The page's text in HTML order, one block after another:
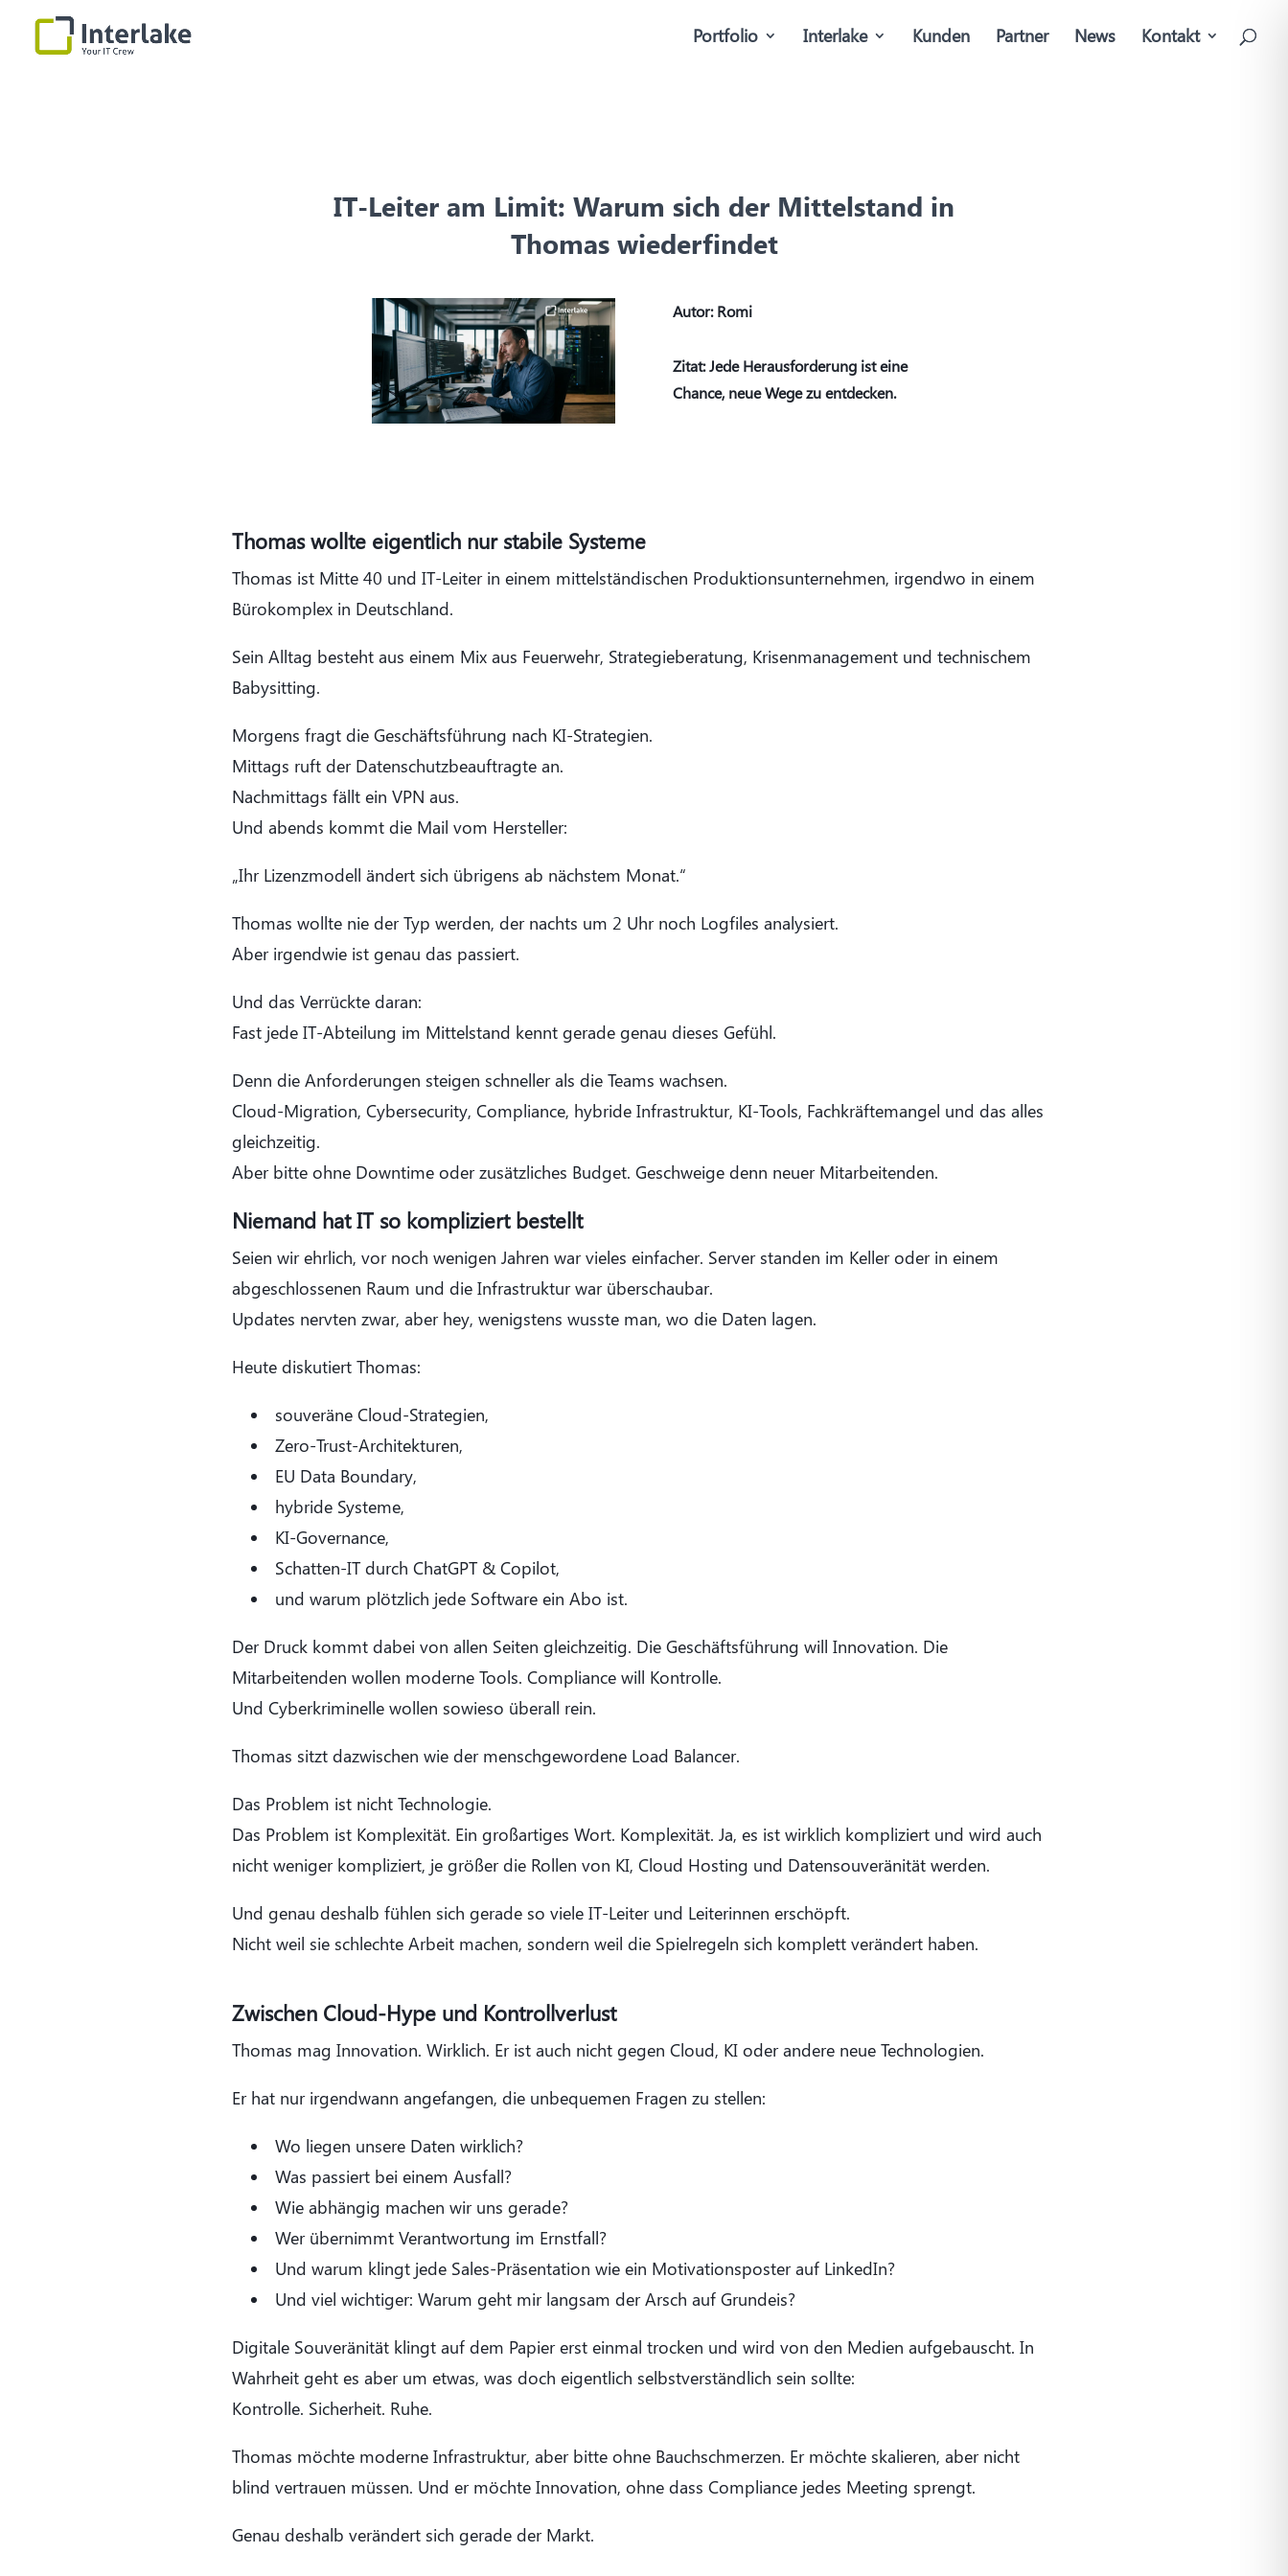
Portfolio Interlake Kunden Partner News Kontakt
IT-Leiter am Limit: Warum sich der Mittelstand in
Thomas wiederfindet
Autor:Romi
Zitat: Jede Herausforderung ist eine
Chance, neue Wege zu entdecken.
Thomas wollte eigentlich nur stabile Systeme
Thomas ist Mitte 40 und IT-Leiter in einem mittelständischen Produktionsunternehmen, irgendwo in einem
Bürokomplex in Deutschland.
Sein Alltag besteht aus einem Mix aus Feuerwehr, Strategieberatung, Krisenmanagement und technischem
Babysitting.
Morgens fragt die Geschäftsführung nach KI-Strategien.
Mittags ruft der Datenschutzbeauftragte an.
Nachmittags fällt ein VPN aus.
Und abends kommt die Mail vom Hersteller:
„Ihr Lizenzmodell ändert sich übrigens ab nächstem Monat.“
Thomas wollte nie der Typ werden, der nachts um 2 Uhr noch Logfiles analysiert.
Aber irgendwie ist genau das passiert.
Und das Verrückte daran:
Fast jede IT-Abteilung im Mittelstand kennt gerade genau dieses Gefühl.
Denn die Anforderungen steigen schneller als die Teams wachsen.
Cloud-Migration, Cybersecurity, Compliance, hybride Infrastruktur, KI-Tools, Fachkräftemangel und das alles
gleichzeitig.
Aber bitte ohne Downtime oder zusätzliches Budget. Geschweige denn neuer Mitarbeitenden.
Niemand hat IT so kompliziert bestellt
Seien wir ehrlich, vor noch wenigen Jahren war vieles einfacher. Server standen im Keller oder in einem
abgeschlossenen Raum und die Infrastruktur war überschaubar.
Updates nervten zwar, aber hey, wenigstens wusste man, wo die Daten lagen.
Heute diskutiert Thomas:
souveräne Cloud-Strategien,
Zero-Trust-Architekturen,
EU Data Boundary,
hybride Systeme,
KI-Governance,
Schatten-IT durch ChatGPT & Copilot,
und warum plötzlich jede Software ein Abo ist.
Der Druck kommt dabei von allen Seiten gleichzeitig. Die Geschäftsführung will Innovation. Die
Mitarbeitenden wollen moderne Tools. Compliance will Kontrolle.
Und Cyberkriminelle wollen sowieso überall rein.
Thomas sitzt dazwischen wie der menschgewordene Load Balancer.
Das Problem ist nicht Technologie.
Das Problem ist Komplexität. Ein großartiges Wort. Komplexität. Ja, es ist wirklich kompliziert und wird auch
nicht weniger kompliziert, je größer die Rollen von KI, Cloud Hosting und Datensouveränität werden.
Und genau deshalb fühlen sich gerade so viele IT-Leiter und Leiterinnen erschöpft.
Nicht weil sie schlechte Arbeit machen, sondern weil die Spielregeln sich komplett verändert haben.
Zwischen Cloud-Hype und Kontrollverlust
Thomas mag Innovation. Wirklich. Er ist auch nicht gegen Cloud, KI oder andere neue Technologien.
Er hat nur irgendwann angefangen, die unbequemen Fragen zu stellen:
Wo liegen unsere Daten wirklich?
Was passiert bei einem Ausfall?
Wie abhängig machen wir uns gerade?
Wer übernimmt Verantwortung im Ernstfall?
Und warum klingt jede Sales-Präsentation wie ein Motivationsposter auf LinkedIn?
Und viel wichtiger: Warum geht mir langsam der Arsch auf Grundeis?
Digitale Souveränität klingt auf dem Papier erst einmal trocken und wird von den Medien aufgebauscht. In
Wahrheit geht es aber um etwas, was doch eigentlich selbstverständlich sein sollte:
Kontrolle. Sicherheit. Ruhe.
Thomas möchte moderne Infrastruktur, aber bitte ohne Bauchschmerzen. Er möchte skalieren, aber nicht
blind vertrauen müssen. Und er möchte Innovation, ohne dass Compliance jedes Meeting sprengt.
Genau deshalb verändert sich gerade der Markt.